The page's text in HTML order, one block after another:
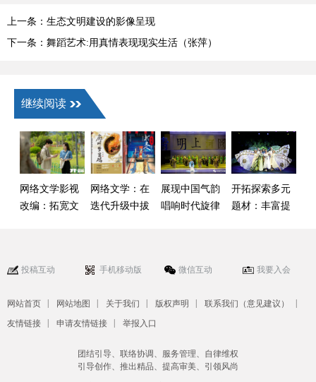
上一条：生态文明建设的影像呈现
下一条：舞蹈艺术:用真情表现现实生活（张萍）
继续阅读
网络文学影视
改编：拓宽文
网络文学：在
迭代升级中拔
展现中国气韵
唱响时代旋律
开拓探索多元
题材：丰富提
投稿互动 手机移动版 微信互动 我要入会
网站首页 网站地图 关于我们 版权声明 联系我们（意见建议）
友情链接 申请友情链接 举报入口
团结引导、联络协调、服务管理、自律维权
引导创作、推出精品、提高审美、引领风尚